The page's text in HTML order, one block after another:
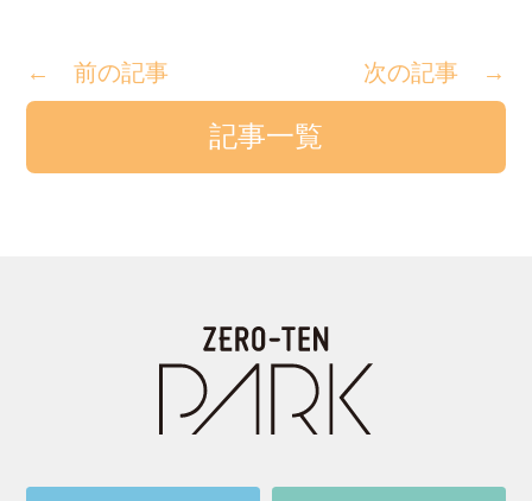
← 前の記事 次の記事 →
記事一覧